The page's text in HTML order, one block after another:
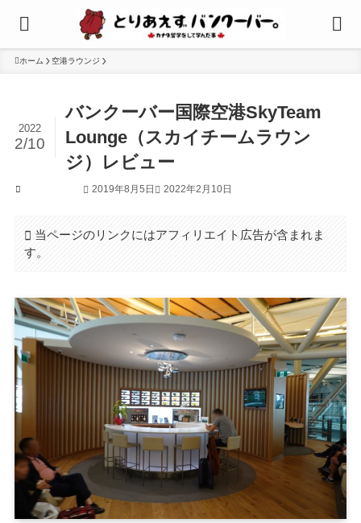
ホーム 空港ラウンジ
バンクーバー国際空港SkyTeam
Lounge（スカイチームラウン
ジ）レビュー
2022
2/10
2019年8月5日 2022年2月10日
当ページのリンクにはアフィリエイト広告が含まれま
す。